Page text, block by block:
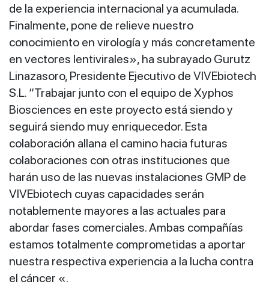
de la experiencia internacional ya acumulada.
Finalmente, pone de relieve nuestro
conocimiento en virología y más concretamente
en vectores lentivirales», ha subrayado Gurutz
Linazasoro, Presidente Ejecutivo de VIVEbiotech
S.L. “Trabajar junto con el equipo de Xyphos
Biosciences en este proyecto está siendo y
seguirá siendo muy enriquecedor. Esta
colaboración allana el camino hacia futuras
colaboraciones con otras instituciones que
harán uso de las nuevas instalaciones GMP de
VIVEbiotech cuyas capacidades serán
notablemente mayores a las actuales para
abordar fases comerciales. Ambas compañías
estamos totalmente comprometidas a aportar
nuestra respectiva experiencia a la lucha contra
el cáncer «.